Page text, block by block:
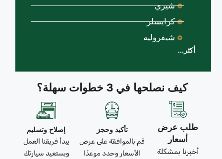
كيف نصلحها في 3 خطوات سهلة؟
طلب عرض
أسعار
أخبرنا بمشكلة
تأكيد وحجز
قم بالموافقة على عرض
الأسعار وحدد موعدًا
إصلاح وتسليم
يبدأ فريقنا العمل
ويستعيد سيارتك
شيري
كرايسلر
شيفروليه
أكثر...